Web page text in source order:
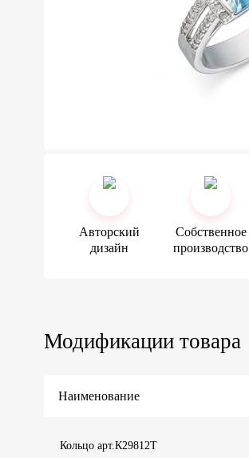
Авторский
дизайн
Собственное
производство
Модификации товара
Наименование
Кольцо арт.К29812Т